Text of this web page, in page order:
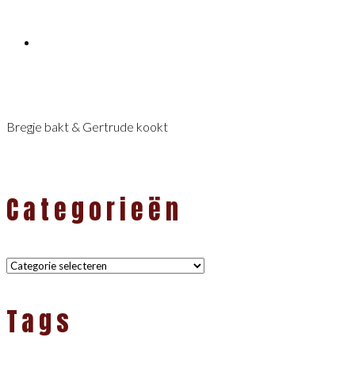
Bregje bakt & Gertrude kookt
Categorieën
Categorieën
Tags